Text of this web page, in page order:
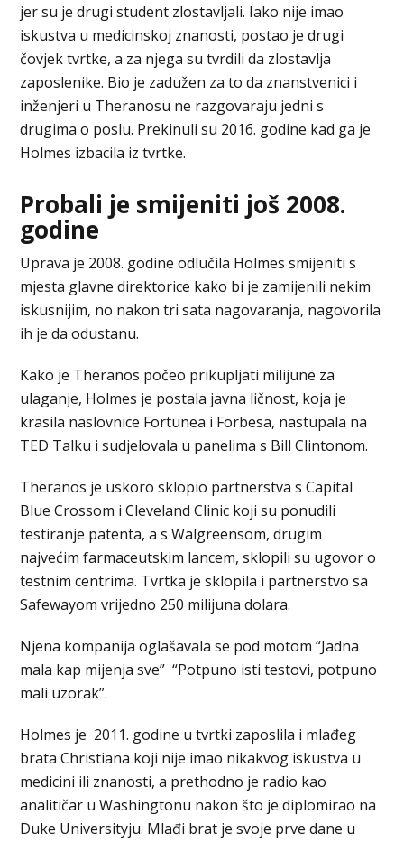
jer su je drugi student zlostavljali. Iako nije imao
iskustva u medicinskoj znanosti, postao je drugi
čovjek tvrtke, a za njega su tvrdili da zlostavlja
zaposlenike. Bio je zadužen za to da znanstvenici i
inženjeri u Theranosu ne razgovaraju jedni s
drugima o poslu. Prekinuli su 2016. godine kad ga je
Holmes izbacila iz tvrtke.
Probali je smijeniti još 2008.
godine
Uprava je 2008. godine odlučila Holmes smijeniti s
mjesta glavne direktorice kako bi je zamijenili nekim
iskusnijim, no nakon tri sata nagovaranja, nagovorila
ih je da odustanu.
Kako je Theranos počeo prikupljati milijune za
ulaganje, Holmes je postala javna ličnost, koja je
krasila naslovnice Fortunea i Forbesa, nastupala na
TED Talku i sudjelovala u panelima s Bill Clintonom.
Theranos je uskoro sklopio partnerstva s Capital
Blue Crossom i Cleveland Clinic koji su ponudili
testiranje patenta, a s Walgreensom, drugim
najvećim farmaceutskim lancem, sklopili su ugovor o
testnim centrima. Tvrtka je sklopila i partnerstvo sa
Safewayom vrijedno 250 milijuna dolara.
Njena kompanija oglašavala se pod motom “Jadna
mala kap mijenja sve” “Potpuno isti testovi, potpuno
mali uzorak”.
Holmes je 2011. godine u tvrtki zaposlila i mlađeg
brata Christiana koji nije imao nikakvog iskustva u
medicini ili znanosti, a prethodno je radio kao
analitičar u Washingtonu nakon što je diplomirao na
Duke Universityju. Mlađi brat je svoje prve dane u